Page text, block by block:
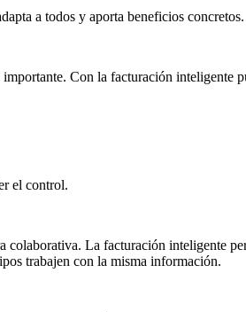
a todos y aporta beneficios concretos.
Con la facturación inteligente
el control.
colaborativa. La facturación inteligente
trabajen con la misma información.